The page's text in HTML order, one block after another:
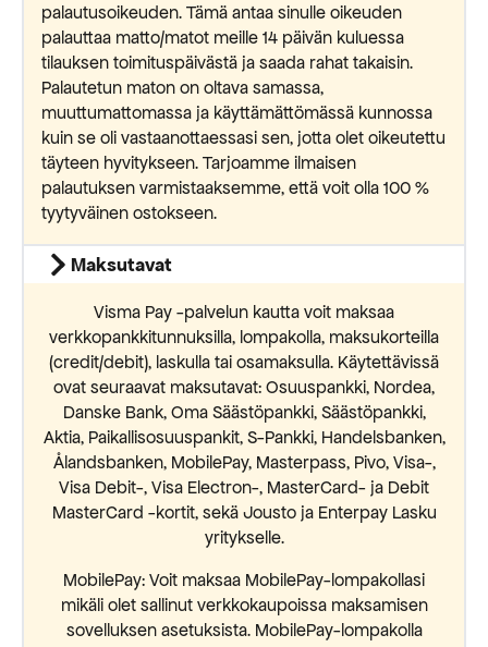
palautusoikeuden. Tämä antaa sinulle oikeuden
palauttaa matto/matot meille 14 päivän kuluessa
tilauksen toimituspäivästä ja saada rahat takaisin.
Palautetun maton on oltava samassa,
muuttumattomassa ja käyttämättömässä kunnossa
kuin se oli vastaanottaessasi sen, jotta olet oikeutettu
täyteen hyvitykseen. Tarjoamme ilmaisen
palautuksen varmistaaksemme, että voit olla 100 %
tyytyväinen ostokseen.
Maksutavat
Visma Pay -palvelun kautta voit maksaa
verkkopankkitunnuksilla, lompakolla, maksukorteilla
(credit/debit), laskulla tai osamaksulla. Käytettävissä
ovat seuraavat maksutavat: Osuuspankki, Nordea,
Danske Bank, Oma Säästöpankki, Säästöpankki,
Aktia, Paikallisosuuspankit, S-Pankki, Handelsbanken,
Ålandsbanken, MobilePay, Masterpass, Pivo, Visa-,
Visa Debit-, Visa Electron-, MasterCard- ja Debit
MasterCard -kortit, sekä Jousto ja Enterpay Lasku
yritykselle.
MobilePay: Voit maksaa MobilePay-lompakollasi
mikäli olet sallinut verkkokaupoissa maksamisen
sovelluksen asetuksista. MobilePay-lompakolla